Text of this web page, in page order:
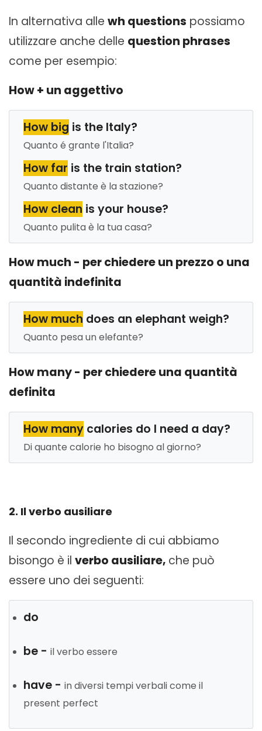
In alternativa alle wh questions possiamo
utilizzare anche delle question phrases
come per esempio:
How + un aggettivo
How big is the Italy?
Quanto é grante l'Italia?
How far is the train station?
Quanto distante è la stazione?
How clean is your house?
Quanto pulita è la tua casa?
How much - per chiedere un prezzo o una
quantità indefinita
How much does an elephant weigh?
Quanto pesa un elefante?
How many - per chiedere una quantità
definita
How many calories do I need a day?
Di quante calorie ho bisogno al giorno?
2. Il verbo ausiliare
Il secondo ingrediente di cui abbiamo
bisongo è il verbo ausiliare, che può
essere uno dei seguenti:
do
be - il verbo essere
have - in diversi tempi verbali come il
present perfect